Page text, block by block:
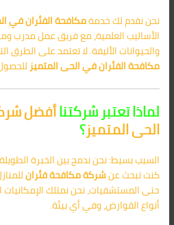
نحن نقدم لك خدمةمكافحة الفئران في
الأساليب العلمية، مع فريق عمل مدرب
والحيوانات الأليفة. لا تعتمد على الطرق
مكافحة الفئران في الحى المتميز
لماذا تعتبر شركتناأفضل
الحى المتميز؟
السبب بسيط: نحن ندمج بين الخبرة
كنت تبحث عنشركة مكافحة فئران
حتى المستشفيات، نحن نمتلك
أنواع القوارض، وفي أي بيئة.